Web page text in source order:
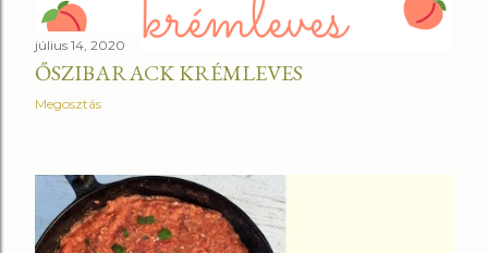
július 14, 2020
ŐSZIBARACK KRÉMLEVES
Megosztás